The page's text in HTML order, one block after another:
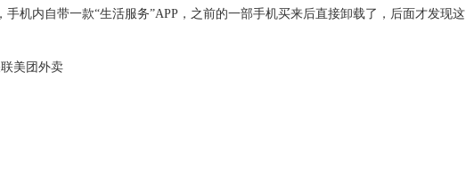
手机内自带一款“生活服务”APP，之前的一部手机买来后直接卸载了，后面才发现这
美团外卖